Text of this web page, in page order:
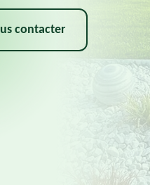
contacter